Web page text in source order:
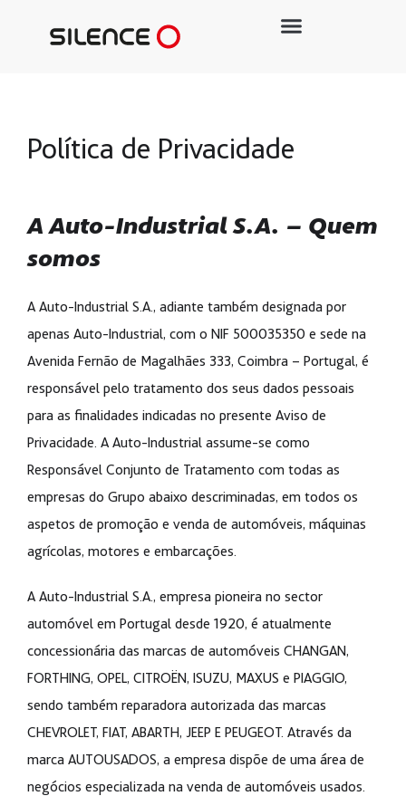
Política de Privacidade
A Auto-Industrial S.A. – Quem
somos
A Auto-Industrial S.A., adiante também designada por
apenas Auto-Industrial, com o NIF 500035350 e sede na
Avenida Fernão de Magalhães 333, Coimbra – Portugal, é
responsável pelo tratamento dos seus dados pessoais
para as finalidades indicadas no presente Aviso de
Privacidade. A Auto-Industrial assume-se como
Responsável Conjunto de Tratamento com todas as
empresas do Grupo abaixo descriminadas, em todos os
aspetos de promoção e venda de automóveis, máquinas
agrícolas, motores e embarcações.
A Auto-Industrial S.A., empresa pioneira no sector
automóvel em Portugal desde 1920, é atualmente
concessionária das marcas de automóveis CHANGAN,
FORTHING, OPEL, CITROËN, ISUZU, MAXUS e PIAGGIO,
sendo também reparadora autorizada das marcas
CHEVROLET, FIAT, ABARTH, JEEP E PEUGEOT. Através da
marca AUTOUSADOS, a empresa dispõe de uma área de
negócios especializada na venda de automóveis usados.